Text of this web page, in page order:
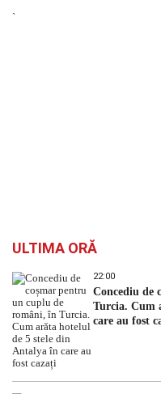
`
ULTIMA ORĂ
22:00
Concediu de
Turcia. Cum
care au fost